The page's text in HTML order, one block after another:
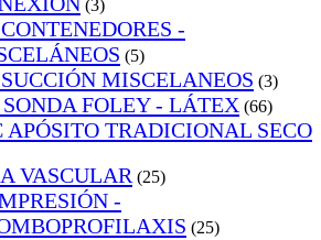
(3)
-
(5)
MISCELANEOS (3)
FOLEY - LÁTEX (66)
APÓSITO TRADICIONAL SECO
VASCULAR (25)
-
(25)